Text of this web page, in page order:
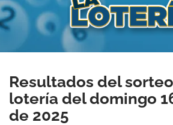
Resultados del
lotería del domingo
de 2025